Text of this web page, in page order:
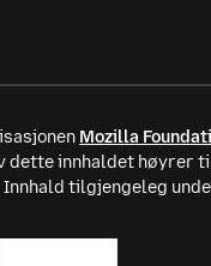
Mozilla
dette innhaldet høyrer
tilgjengeleg